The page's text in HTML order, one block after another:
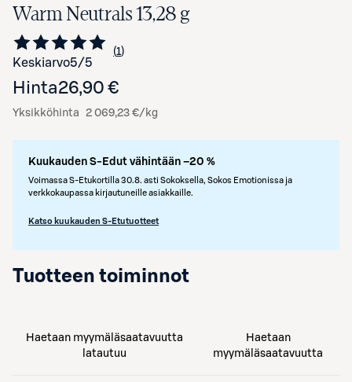
Warm Neutrals 13,28 g
Keskiarvo5/5 Siirry arvioihin
1
kappale
Hinta26,90 €
Yksikköhinta 2 069,23 €/kg
Kuukauden S-Edut vähintään –20 %
Voimassa S-Etukortilla 30.8. asti Sokoksella, Sokos Emotionissa ja
verkkokaupassa kirjautuneille asiakkaille.
Katso kuukauden S-Etutuotteet
Tuotteen toiminnot
Haetaan myymäläsaatavuutta
latautuu
Haetaan
myymäläsaatavuutta